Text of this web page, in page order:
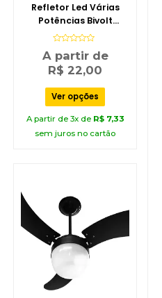
Refletor Led Várias
Potências Bivolt
Branco Frio Cor da
luz Branco-frio
Avaliação
de
5
A partir de
R$ 22,00
Ver opções
A partir de 3x de R$7,33
sem juros no cartão